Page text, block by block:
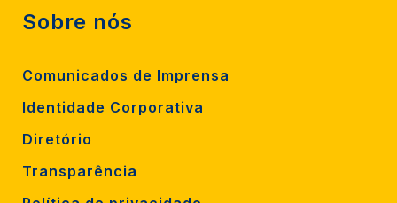
Sobre nós
Comunicados de Imprensa
Identidade Corporativa
Diretório
Transparência